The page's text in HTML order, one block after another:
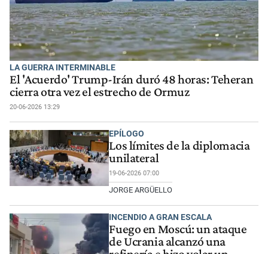
LA GUERRA INTERMINABLE
El 'Acuerdo' Trump-Irán duró 48 horas: Teheran
cierra otra vez el estrecho de Ormuz
20-06-2026 13:29
EPÍLOGO
Los límites de la diplomacia
unilateral
19-06-2026 07:00
JORGE ARGÜELLO
INCENDIO A GRAN ESCALA
Fuego en Moscú: un ataque
de Ucrania alcanzó una